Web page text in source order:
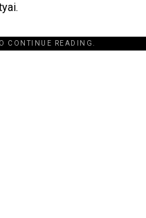
CONTINUE READING.